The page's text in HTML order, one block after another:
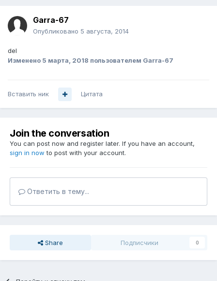
Garra-67
Опубликовано 5 августа, 2014
del
Изменено 5 марта, 2018 пользователем Garra-67
Вставить ник Цитата
Join the conversation
You can post now and register later. If you have an account,
sign in now to post with your account.
Ответить в тему...
Share Подписчики 0